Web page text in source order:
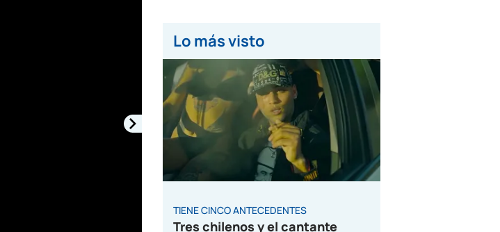
Lo más visto
TIENE CINCO ANTECEDENTES
Tres chilenos y el cantante